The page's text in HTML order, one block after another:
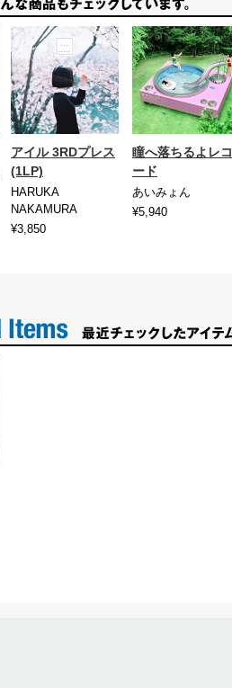
アイル 3RDプレス
(1LP)
HARUKA
NAKAMURA
¥3,850
瞳へ落ちるよレコ
ード
あいみょん
¥5,940